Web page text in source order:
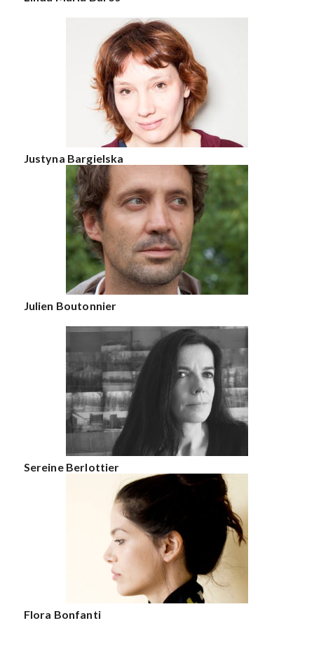
Justyna Bargielska
Julien Boutonnier
Sereine Berlottier
Flora Bonfanti